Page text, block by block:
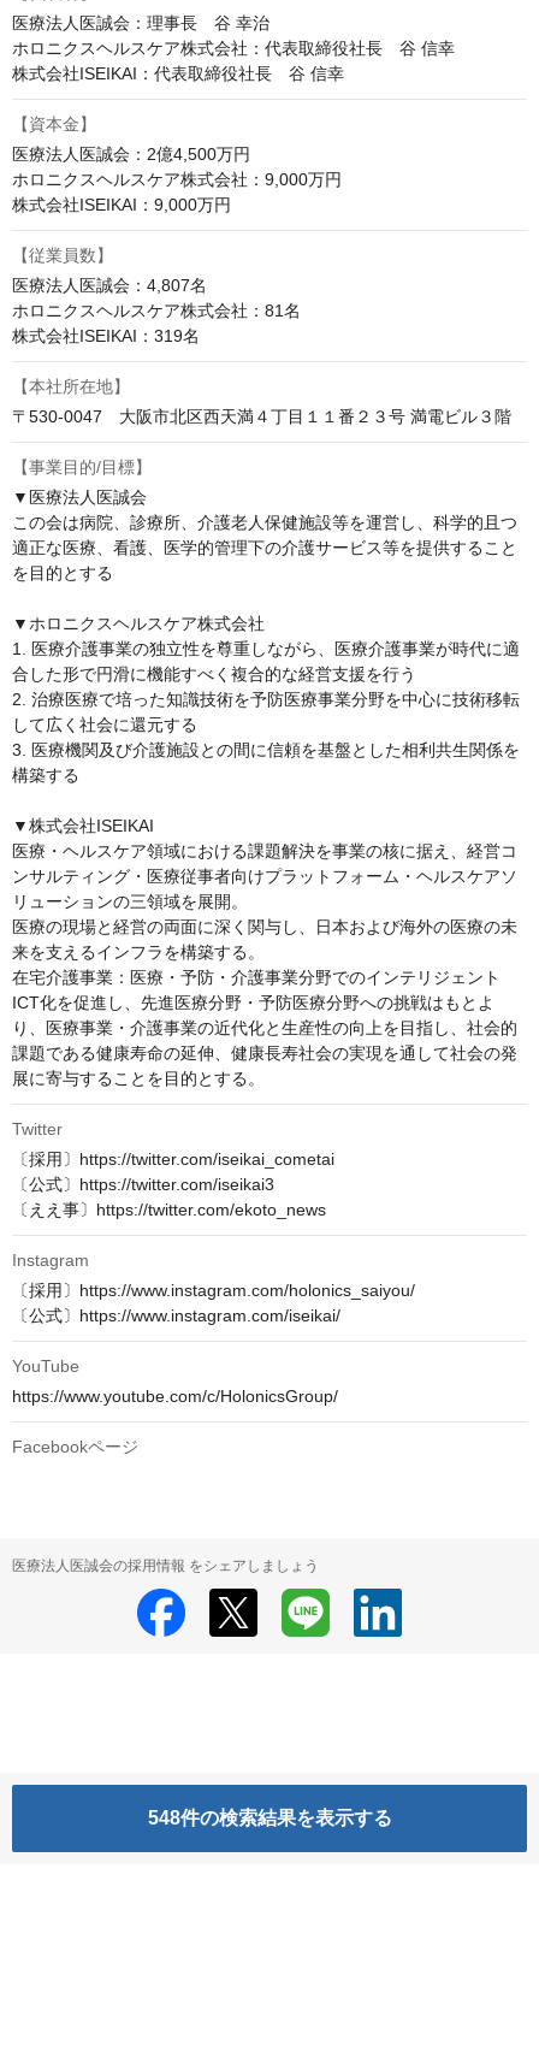
548件の検索結果を表示する
医療法人医誠会：理事長　谷 幸治
ホロニクスヘルスケア株式会社：代表取締役社長　谷 信幸
株式会社ISEIKAI：代表取締役社長　谷 信幸
【資本金】
医療法人医誠会：2億4,500万円
ホロニクスヘルスケア株式会社：9,000万円
株式会社ISEIKAI：9,000万円
【従業員数】
医療法人医誠会：4,807名
ホロニクスヘルスケア株式会社：81名
株式会社ISEIKAI：319名
【本社所在地】
〒530-0047　大阪市北区西天満４丁目１１番２３号 満電ビル３階
【事業目的/目標】
▼医療法人医誠会
この会は病院、診療所、介護老人保健施設等を運営し、科学的且つ
適正な医療、看護、医学的管理下の介護サービス等を提供すること
を目的とする
▼ホロニクスヘルスケア株式会社
1. 医療介護事業の独立性を尊重しながら、医療介護事業が時代に適
合した形で円滑に機能すべく複合的な経営支援を行う
2. 治療医療で培った知識技術を予防医療事業分野を中心に技術移転
して広く社会に還元する
3. 医療機関及び介護施設との間に信頼を基盤とした相利共生関係を
構築する
▼株式会社ISEIKAI
医療・ヘルスケア領域における課題解決を事業の核に据え、経営コ
ンサルティング・医療従事者向けプラットフォーム・ヘルスケアソ
リューションの三領域を展開。
医療の現場と経営の両面に深く関与し、日本および海外の医療の未
来を支えるインフラを構築する。
在宅介護事業：医療・予防・介護事業分野でのインテリジェント
ICT化を促進し、先進医療分野・予防医療分野への挑戦はもとよ
り、医療事業・介護事業の近代化と生産性の向上を目指し、社会的
課題である健康寿命の延伸、健康長寿社会の実現を通して社会の発
展に寄与することを目的とする。
Twitter
〔採用〕https://twitter.com/iseikai_cometai
〔公式〕https://twitter.com/iseikai3
〔ええ事〕https://twitter.com/ekoto_news
Instagram
〔採用〕https://www.instagram.com/holonics_saiyou/
〔公式〕https://www.instagram.com/iseikai/
YouTube
https://www.youtube.com/c/HolonicsGroup/
Facebookページ
医療法人医誠会の採用情報 をシェアしましょう